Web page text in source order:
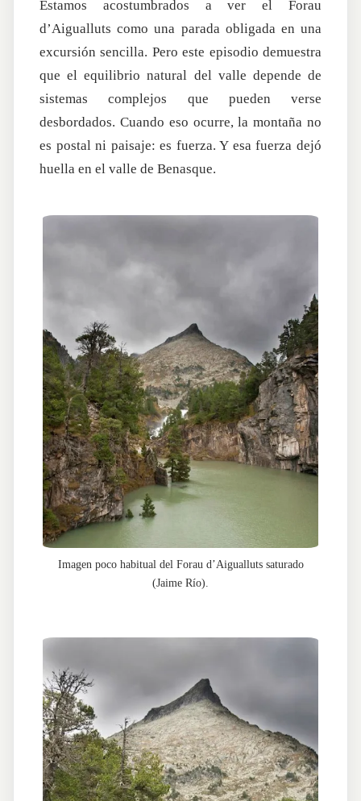
Estamos acostumbrados a ver el Forau
d’Aigualluts como una parada obligada en una
excursión sencilla. Pero este episodio demuestra
que el equilibrio natural del valle depende de
sistemas complejos que pueden verse
desbordados. Cuando eso ocurre, la montaña no
es postal ni paisaje: es fuerza. Y esa fuerza dejó
huella en el valle de Benasque.
Imagen poco habitual del Forau d’Aigualluts saturado
(Jaime Río).